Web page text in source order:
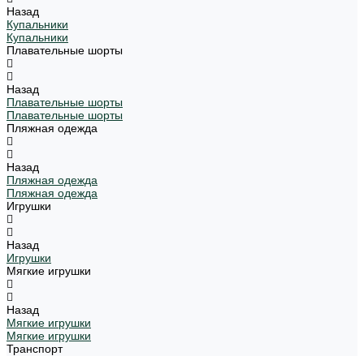
Назад
Купальники
Купальники
Плавательные шорты
Назад
Плавательные шорты
Плавательные шорты
Пляжная одежда
Назад
Пляжная одежда
Пляжная одежда
Игрушки
Назад
Игрушки
Мягкие игрушки
Назад
Мягкие игрушки
Мягкие игрушки
Транспорт